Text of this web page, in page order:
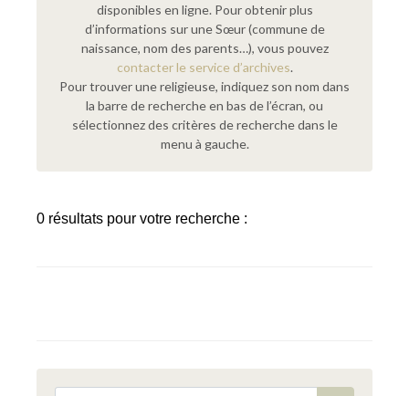
disponibles en ligne. Pour obtenir plus
d’informations sur une Sœur (commune de
naissance, nom des parents…), vous pouvez
contacter le service d’archives.
Pour trouver une religieuse, indiquez son nom dans
la barre de recherche en bas de l’écran, ou
sélectionnez des critères de recherche dans le
menu à gauche.
0 résultats pour votre recherche :